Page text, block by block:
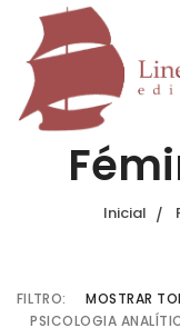
Inicial
FILTRO: MOSTRAR
PSICOLOGIA